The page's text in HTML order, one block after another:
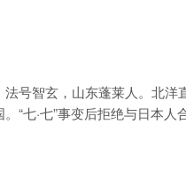
智玄，山东蓬莱人。北洋
“七·七”事变后拒绝与日本